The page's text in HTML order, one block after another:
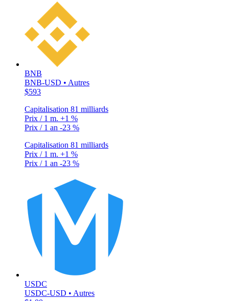
BNB
BNB-USD • Autres
$593
Capitalisation 81 milliards
Prix / 1 m. +1 %
Prix / 1 an -23 %
Capitalisation 81 milliards
Prix / 1 m. +1 %
Prix / 1 an -23 %
USDC
USDC-USD • Autres